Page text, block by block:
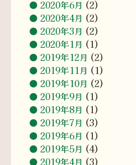
2020年6月 (2)
2020年4月 (2)
2020年3月 (2)
2020年1月 (1)
2019年12月 (2)
2019年11月 (1)
2019年10月 (2)
2019年9月 (1)
2019年8月 (1)
2019年7月 (3)
2019年6月 (1)
2019年5月 (4)
2019年4月 (3)